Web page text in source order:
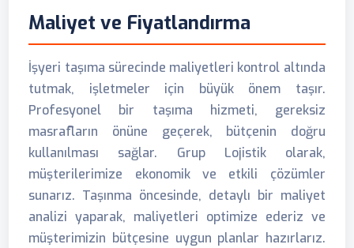
Maliyet ve Fiyatlandırma
İşyeri taşıma sürecinde maliyetleri kontrol altında
tutmak, işletmeler için büyük önem taşır.
Profesyonel bir taşıma hizmeti, gereksiz
masrafların önüne geçerek, bütçenin doğru
kullanılması sağlar. Grup Lojistik olarak,
müşterilerimize ekonomik ve etkili çözümler
sunarız. Taşınma öncesinde, detaylı bir maliyet
analizi yaparak, maliyetleri optimize ederiz ve
müşterimizin bütçesine uygun planlar hazırlarız.